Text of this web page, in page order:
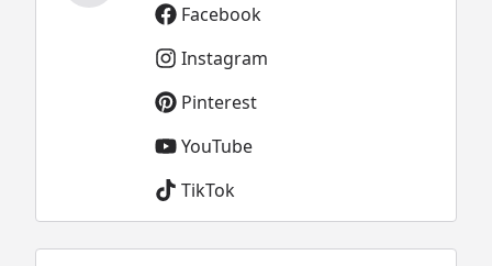
Facebook
Instagram
Pinterest
YouTube
TikTok